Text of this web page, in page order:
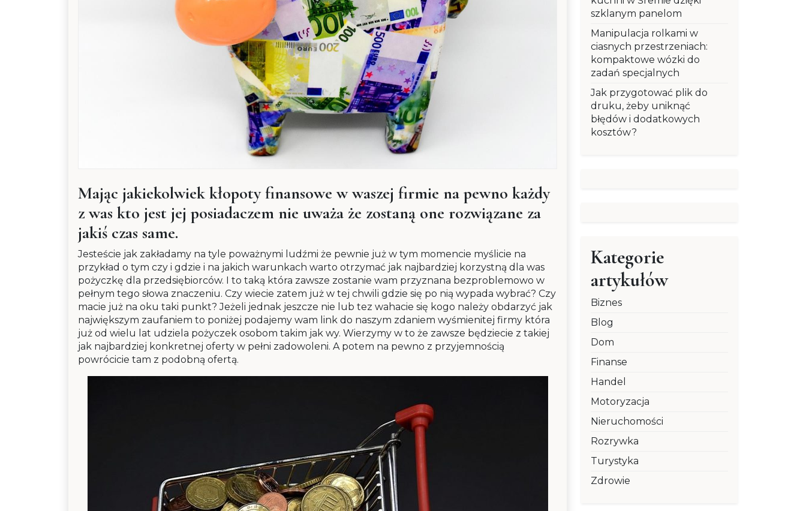
Mając jakiekolwiek kłopoty finansowe w waszej firmie na pewno każdy
z was kto jest jej posiadaczem nie uważa że zostaną one rozwiązane za
jakiś czas same.
Jesteście jak zakładamy na tyle poważnymi ludźmi że pewnie już w tym momencie myślicie na
przykład o tym czy i gdzie i na jakich warunkach warto otrzymać jak najbardziej korzystną dla was
pożyczkę dla przedsiębiorców. I to taką która zawsze zostanie wam przyznana bezproblemowo w
pełnym tego słowa znaczeniu. Czy wiecie zatem już w tej chwili gdzie się po nią wypada wybrać? Czy
macie już na oku taki punkt? Jeżeli jednak jeszcze nie lub tez wahacie się kogo należy obdarzyć jak
największym zaufaniem to poniżej podajemy wam link do naszym zdaniem wyśmienitej firmy która
już od wielu lat udziela pożyczek osobom takim jak wy. Wierzymy w to że zawsze będziecie z takiej
jak najbardziej konkretnej oferty w pełni zadowoleni. A potem na pewno z przyjemnością
powrócicie tam z podobną ofertą.
szklanym panelom
Manipulacja rolkami w
ciasnych przestrzeniach:
kompaktowe wózki do
zadań specjalnych
Jak przygotować plik do
druku, żeby uniknąć
błędów i dodatkowych
kosztów?
Kategorie
artykułów
Biznes
Blog
Dom
Finanse
Handel
Motoryzacja
Nieruchomości
Rozrywka
Turystyka
Zdrowie